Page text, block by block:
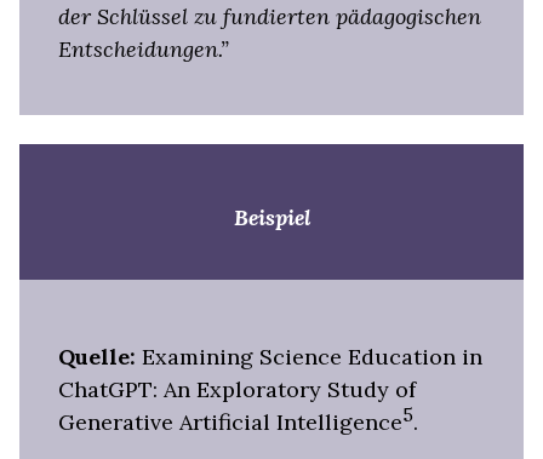
der Schlüssel zu fundierten pädagogischen
Entscheidungen.”
Beispiel
Quelle: Examining Science Education in
ChatGPT: An Exploratory Study of
Generative Artificial Intelligence5.